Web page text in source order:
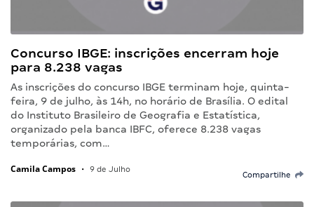
Concurso IBGE: inscrições encerram hoje
para 8.238 vagas
As inscrições do concurso IBGE terminam hoje, quinta-
feira, 9 de julho, às 14h, no horário de Brasília. O edital
do Instituto Brasileiro de Geografia e Estatística,
organizado pela banca IBFC, oferece 8.238 vagas
temporárias, com…
Camila Campos • 9 de Julho
Compartilhe